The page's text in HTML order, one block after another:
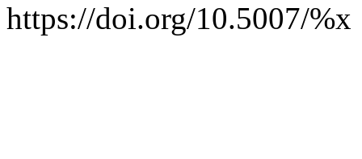
https://doi.org/10.5007/%x